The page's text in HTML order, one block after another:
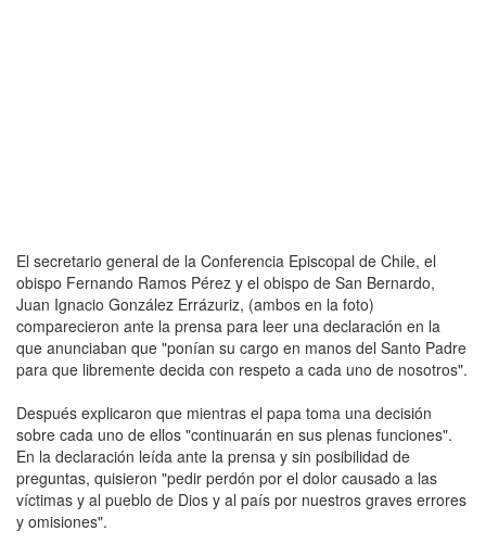
El secretario general de la Conferencia Episcopal de Chile, el
obispo Fernando Ramos Pérez y el obispo de San Bernardo,
Juan Ignacio González Errázuriz, (ambos en la foto)
comparecieron ante la prensa para leer una declaración en la
que anunciaban que "ponían su cargo en manos del Santo Padre
para que libremente decida con respeto a cada uno de nosotros".
Después explicaron que mientras el papa toma una decisión
sobre cada uno de ellos "continuarán en sus plenas funciones".
En la declaración leída ante la prensa y sin posibilidad de
preguntas, quisieron "pedir perdón por el dolor causado a las
víctimas y al pueblo de Dios y al país por nuestros graves errores
y omisiones".